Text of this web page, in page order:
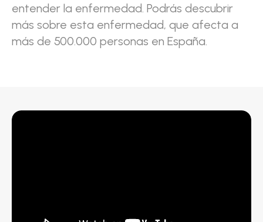
entender la enfermedad. Podrás descubrir
más sobre esta enfermedad, que afecta a
más de 500.000 personas en España.